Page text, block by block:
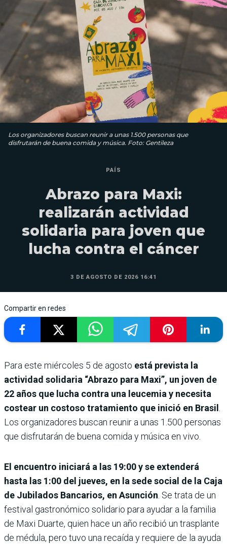
Los organizadores buscan reunir a unas 1.500 personas que
disfrutarán de buena comida y música. Foto: Gentileza
PAÍS
Abrazo para Maxi:
realizarán actividad
solidaria para joven que
lucha contra el cáncer
3 DE AGOSTO DE 2026 16:41
Compartir en redes
Para este miércoles 5 de agosto está prevista la
actividad solidaria “Abrazo para Maxi”, un joven de
22 años que lucha contra una leucemia y necesita
costear un costoso tratamiento que inició en Brasil .
Los organizadores buscan reunir a unas 1.500 personas
que disfrutarán de buena comida y música en vivo.
El encuentro iniciará a las 19:00 y se extenderá
hasta las 1:00 del jueves, en la sede social de la Caja
de Jubilados Bancarios, en Asunción. Se trata de un
festival gastronómico solidario para ayudar a la familia
de Maxi Duarte, quien hace un año recibió un trasplante
de médula, pero tuvo una recaída y requiere de la ayuda